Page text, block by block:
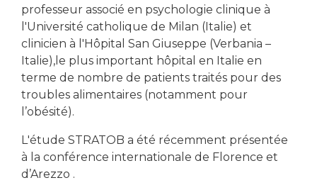
professeur associé en psychologie clinique à
l'Université catholique de Milan (Italie) et
clinicien à l'Hôpital San Giuseppe (Verbania –
Italie),le plus important hôpital en Italie en
terme de nombre de patients traités pour des
troubles alimentaires (notamment pour
l’obésité).
L'étude STRATOB a été récemment présentée
à la conférence internationale de Florence et
d’Arezzo .